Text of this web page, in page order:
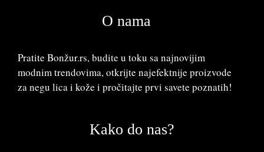
O nama
Pratite Bonžur.rs, budite u toku sa najnovijim
modnim trendovima, otkrijte najefektnije proizvode
za negu lica i kože i pročitajte prvi savete poznatih!
Kako do nas?